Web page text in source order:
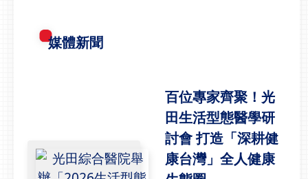
媒體新聞
百位專家齊聚！光
田生活型態醫學研
討會 打造「深耕健
康台灣」全人健康